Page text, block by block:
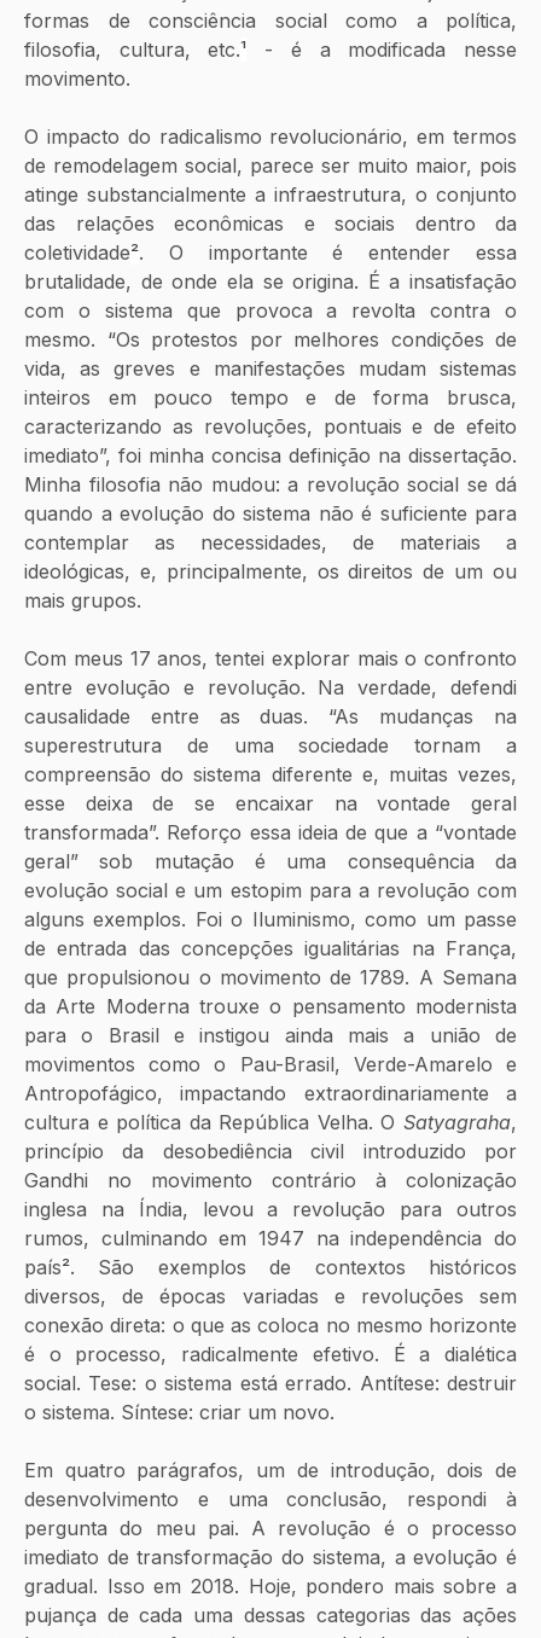
formas de consciência social como a política,
filosofia, cultura, etc.¹ - é a modificada nesse
movimento.
O impacto do radicalismo revolucionário, em termos
de remodelagem social, parece ser muito maior, pois
atinge substancialmente a infraestrutura, o conjunto
das relações econômicas e sociais dentro da
coletividade². O importante é entender essa
brutalidade, de onde ela se origina. É a insatisfação
com o sistema que provoca a revolta contra o
mesmo. “Os protestos por melhores condições de
vida, as greves e manifestações mudam sistemas
inteiros em pouco tempo e de forma brusca,
caracterizando as revoluções, pontuais e de efeito
imediato”, foi minha concisa definição na dissertação.
Minha filosofia não mudou: a revolução social se dá
quando a evolução do sistema não é suficiente para
contemplar as necessidades, de materiais a
ideológicas, e, principalmente, os direitos de um ou
mais grupos.
Com meus 17 anos, tentei explorar mais o confronto
entre evolução e revolução. Na verdade, defendi
causalidade entre as duas. “As mudanças na
superestrutura de uma sociedade tornam a
compreensão do sistema diferente e, muitas vezes,
esse deixa de se encaixar na vontade geral
transformada”. Reforço essa ideia de que a “vontade
geral” sob mutação é uma consequência da
evolução social e um estopim para a revolução com
alguns exemplos. Foi o Iluminismo, como um passe
de entrada das concepções igualitárias na França,
que propulsionou o movimento de 1789. A Semana
da Arte Moderna trouxe o pensamento modernista
para o Brasil e instigou ainda mais a união de
movimentos como o Pau-Brasil, Verde-Amarelo e
Antropofágico, impactando extraordinariamente a
cultura e política da República Velha. O Satyagraha,
princípio da desobediência civil introduzido por
Gandhi no movimento contrário à colonização
inglesa na Índia, levou a revolução para outros
rumos, culminando em 1947 na independência do
país². São exemplos de contextos históricos
diversos, de épocas variadas e revoluções sem
conexão direta: o que as coloca no mesmo horizonte
é o processo, radicalmente efetivo. É a dialética
social. Tese: o sistema está errado. Antítese: destruir
o sistema. Síntese: criar um novo.
Em quatro parágrafos, um de introdução, dois de
desenvolvimento e uma conclusão, respondi à
pergunta do meu pai. A revolução é o processo
imediato de transformação do sistema, a evolução é
gradual. Isso em 2018. Hoje, pondero mais sobre a
pujança de cada uma dessas categorias das ações